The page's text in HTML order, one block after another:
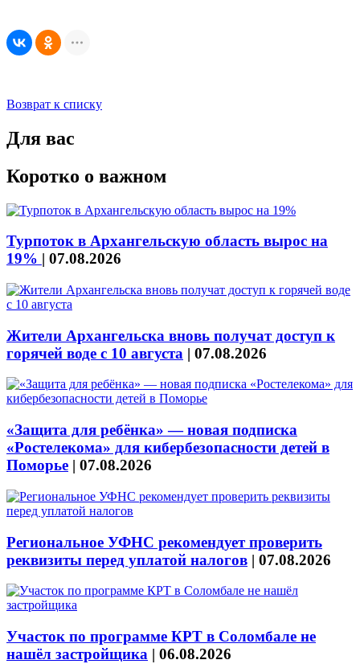
Возврат к списку
Для вас
Коротко о важном
Турпоток в Архангельскую область вырос на
19% | 07.08.2026
Жители Архангельска вновь получат доступ к
горячей воде с 10 августа | 07.08.2026
«Защита для ребёнка» — новая подписка
«Ростелекома» для кибербезопасности детей в
Поморье | 07.08.2026
Региональное УФНС рекомендует проверить
реквизиты перед уплатой налогов | 07.08.2026
Участок по программе КРТ в Соломбале не
нашёл застройщика | 06.08.2026